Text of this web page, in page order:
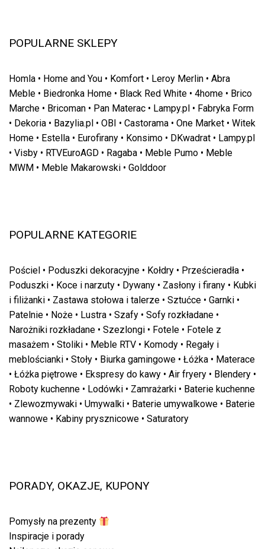
POPULARNE SKLEPY
Homla • Home and You • Komfort • Leroy Merlin • Abra
Meble • Biedronka Home • Black Red White • 4home • Brico
Marche • Bricoman • Pan Materac • Lampy.pl • Fabryka Form
• Dekoria • Bazylia.pl • OBI • Castorama • One Market • Witek
Home • Estella • Eurofirany • Konsimo • DKwadrat • Lampy.pl
• Visby • RTVEuroAGD • Ragaba • Meble Pumo • Meble
MWM • Meble Makarowski • Golddoor
POPULARNE KATEGORIE
Pościel • Poduszki dekoracyjne • Kołdry • Prześcieradła •
Poduszki • Koce i narzuty • Dywany • Zasłony i firany • Kubki
i filiżanki • Zastawa stołowa i talerze • Sztućce • Garnki •
Patelnie • Noże • Lustra • Szafy • Sofy rozkładane •
Narożniki rozkładane • Szezlongi • Fotele • Fotele z
masażem • Stoliki • Meble RTV • Komody • Regały i
meblościanki • Stoły • Biurka gamingowe • Łóżka • Materace
• Łóżka piętrowe • Ekspresy do kawy • Air fryery • Blendery •
Roboty kuchenne • Lodówki • Zamrażarki • Baterie kuchenne
• Zlewozmywaki • Umywalki • Baterie umywalkowe • Baterie
wannowe • Kabiny prysznicowe • Saturatory
PORADY, OKAZJE, KUPONY
Pomysły na prezenty
Inspiracje i porady